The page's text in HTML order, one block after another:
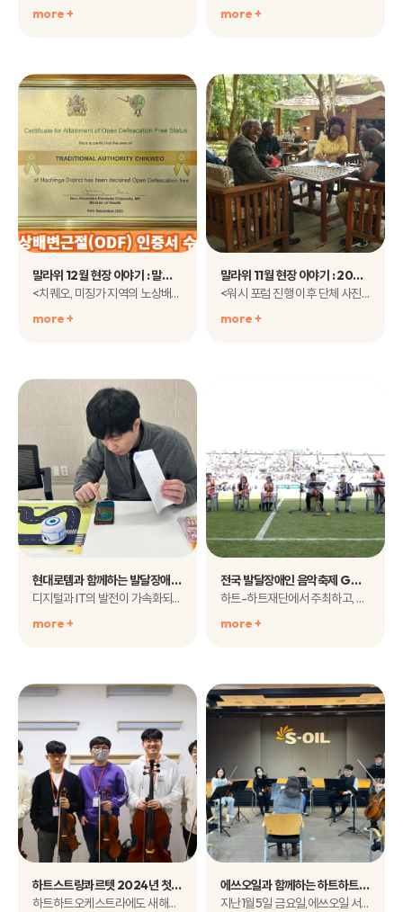
more +
more +
말라위 12월 현장 이야기 : 말라위 마칭가 군 노상배변근절(ODF) 인증 축하 행사
<치퀘오, 미징가 지역의 노상배변근절 인증서 수여식>지난 12월 14..
more +
말라위 11월 현장 이야기 : 2023년 연례 WASH 포럼
<워시 포럼 진행 이후 단체 사진>지난 11월 ..
more +
현대로템과 함께하는 발달장애인 IT 교육 지원사업 『투게더-IT』 현장 둘러보기
디지털과 IT의 발전이 가속화되며디지털 정보화 시대가 되고..
more +
전국 발달장애인 음악축제 GMF 수상단체들의 위풍당당한 지난 1년간의 행보를 소개합니다!
하트-하트재단에서 주최하고, SK이노베이션에서 후원, 사회복지공동모금회가 지원하..
more +
하트스트링콰르텟 2024년 첫 합주 현장
하트하트오케스트라에도 새해가 밝았습니다~!!하트하트오케스트라의 시무식..
에쓰오일과 함께하는 하트하트연주단의 2024년 첫 출근 현장을 공유합니다!
지난1월5일 금요일,에쓰오일 서울 마..